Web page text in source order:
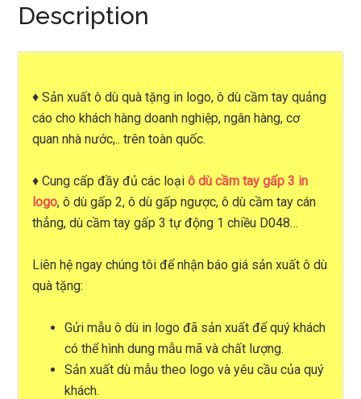
Description
♦Sản xuất ô dù quà tặng in logo,ô dù cầm tay quảng
cáo cho khách hàng doanh nghiệp, ngân hàng, cơ
quan nhà nước,.. trên toàn quốc.
♦ Cung cấp đầy đủ các loại ô dù cầm tay gấp 3 in
logo, ô dù gấp 2, ô dù gấp ngược, ô dù cầm tay cán
thẳng, dù cầm tay gấp 3 tự động 1 chiều D048…
Liên hệ ngay chúng tôi để nhậnbáo giá sản xuất ô dù
quà tặng:
Gửi mẫu ô dù in logo đã sản xuất để quý khách
có thể hình dung mẫu mã và chất lượng.
Sản xuất dù mẫu theo logo và yêu cầu của quý
khách.